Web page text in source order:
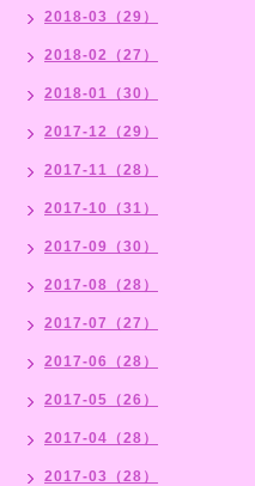
2018-03（29）
2018-02（27）
2018-01（30）
2017-12（29）
2017-11（28）
2017-10（31）
2017-09（30）
2017-08（28）
2017-07（27）
2017-06（28）
2017-05（26）
2017-04（28）
2017-03（28）